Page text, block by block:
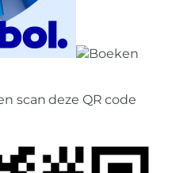
scan deze QR code